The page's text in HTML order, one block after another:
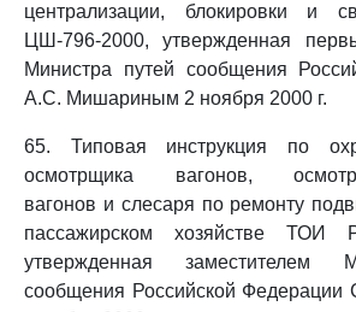
централизации, блокировки и
ЦШ-796-2000, утвержденная
Министра путей сообщения
А.С. Мишариным 2 ноября 2000 г.
65. Типовая инструкция по
осмотрщика вагонов,
вагонов и слесаря по ремонту
пассажирском хозяйстве ТОИ
утвержденная заместителем
сообщения Российской